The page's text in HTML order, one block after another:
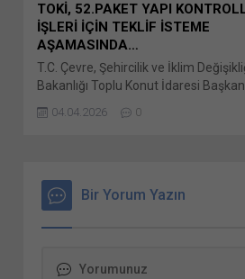
TOKİ, 52.PAKET YAPI
İŞLERİ İÇİN TEKLİF İSTEME
AŞAMASINDA…
T.C. Çevre, Şehircilik ve İklim
Bakanlığı Toplu Konut İdaresi
firmalardan ön yeterlik başvuruları
pencerede açılır) LinkedIn
paylaşmak için tıklayın (Yeni
WhatsApp Facebook'ta paylaşmak
04.04.2026 0
Bir Yorum Yazın